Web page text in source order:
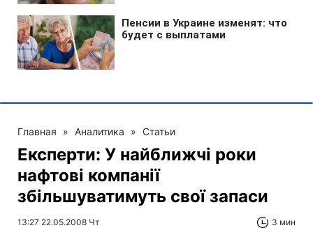
Главная » Аналитика » Статьи
Експерти: У найближчі роки
нафтові компанії
збільшуватимуть свої запаси
13:27 22.05.2008 Чт 3 мин